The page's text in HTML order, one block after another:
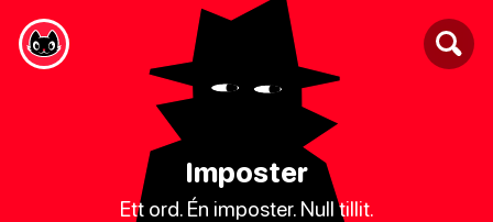
Imposter
Ett ord. Én imposter. Null tillit.